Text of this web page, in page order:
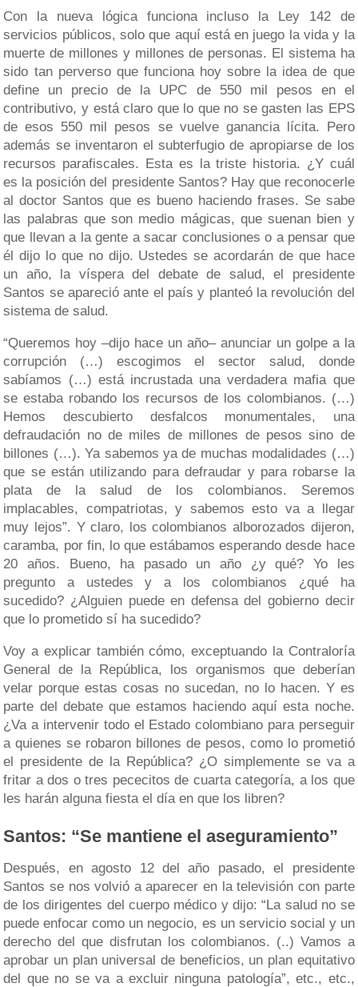
Con la nueva lógica funciona incluso la Ley 142 de
servicios públicos, solo que aquí está en juego la vida y la
muerte de millones y millones de personas. El sistema ha
sido tan perverso que funciona hoy sobre la idea de que
define un precio de la UPC de 550 mil pesos en el
contributivo, y está claro que lo que no se gasten las EPS
de esos 550 mil pesos se vuelve ganancia lícita. Pero
además se inventaron el subterfugio de apropiarse de los
recursos parafiscales. Esta es la triste historia. ¿Y cuál
es la posición del presidente Santos? Hay que reconocerle
al doctor Santos que es bueno haciendo frases. Se sabe
las palabras que son medio mágicas, que suenan bien y
que llevan a la gente a sacar conclusiones o a pensar que
él dijo lo que no dijo. Ustedes se acordarán de que hace
un año, la víspera del debate de salud, el presidente
Santos se apareció ante el país y planteó la revolución del
sistema de salud.
“Queremos hoy –dijo hace un año– anunciar un golpe a la
corrupción (…) escogimos el sector salud, donde
sabíamos (…) está incrustada una verdadera mafia que
se estaba robando los recursos de los colombianos. (…)
Hemos descubierto desfalcos monumentales, una
defraudación no de miles de millones de pesos sino de
billones (…). Ya sabemos ya de muchas modalidades (…)
que se están utilizando para defraudar y para robarse la
plata de la salud de los colombianos. Seremos
implacables, compatriotas, y sabemos esto va a llegar
muy lejos”. Y claro, los colombianos alborozados dijeron,
caramba, por fin, lo que estábamos esperando desde hace
20 años. Bueno, ha pasado un año ¿y qué? Yo les
pregunto a ustedes y a los colombianos ¿qué ha
sucedido? ¿Alguien puede en defensa del gobierno decir
que lo prometido sí ha sucedido?
Voy a explicar también cómo, exceptuando la Contraloría
General de la República, los organismos que deberían
velar porque estas cosas no sucedan, no lo hacen. Y es
parte del debate que estamos haciendo aquí esta noche.
¿Va a intervenir todo el Estado colombiano para perseguir
a quienes se robaron billones de pesos, como lo prometió
el presidente de la República? ¿O simplemente se va a
fritar a dos o tres pececitos de cuarta categoría, a los que
les harán alguna fiesta el día en que los libren?
Santos: “Se mantiene el aseguramiento”
Después, en agosto 12 del año pasado, el presidente
Santos se nos volvió a aparecer en la televisión con parte
de los dirigentes del cuerpo médico y dijo: “La salud no se
puede enfocar como un negocio, es un servicio social y un
derecho del que disfrutan los colombianos. (..) Vamos a
aprobar un plan universal de beneficios, un plan equitativo
del que no se va a excluir ninguna patología”, etc., etc.,